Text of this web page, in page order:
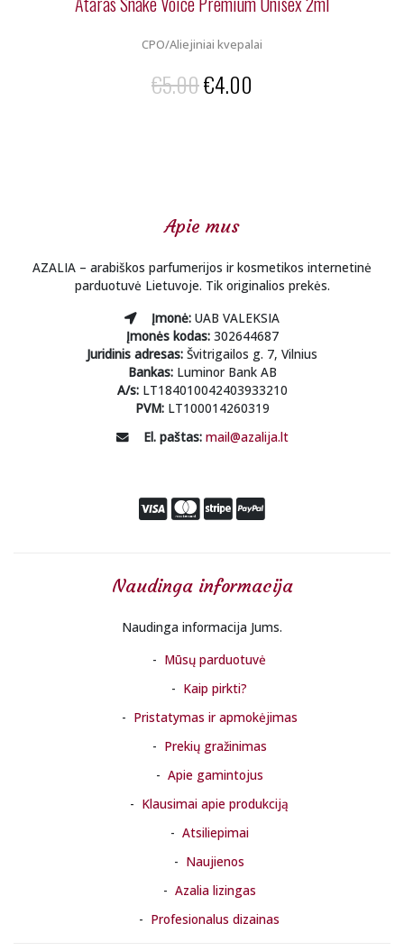
CPO/Aliejiniai kvepalai
€5.00Original
€4.00
Apie mus
AZALIA – arabiškos parfumerijos ir kosmetikos internetinė
parduotuvė Lietuvoje. Tik originalios prekės.
Įmonė: UAB VALEKSIA
Įmonės kodas:302644687
Juridinis adresas: Švitrigailos g. 7, Vilnius
Bankas:Luminor Bank AB
A/s:LT184010042403933210
PVM:LT100014260319
El. paštas: mail@azalija.lt
Naudinga informacija
Naudinga informacija Jums.
Mūsų parduotuvė
Kaip pirkti?
Pristatymas ir apmokėjimas
Prekių gražinimas
Apie gamintojus
Klausimai apie produkciją
Atsiliepimai
Naujienos
Azalia lizingas
Profesionalus dizainas